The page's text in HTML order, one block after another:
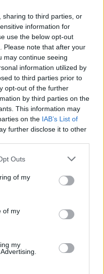
sharing to third parties, or
information for
use the below opt-out
Please note that after your
may continue seeing
information utilized by
to third parties prior to
opt-out of the further
by third parties on the
This information may
on the IAB’s List of
further disclose it to other
Outs
of my
of my
my